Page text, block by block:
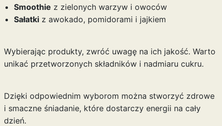
Smoothie z zielonych warzyw i owoców
Sałatkiz awokado, pomidorami i jajkiem
Wybierając produkty, zwróć uwagę na ich jakość. Warto
unikać przetworzonych składników i nadmiaru cukru.
Dzięki odpowiednim wyborom można stworzyć zdrowe
i smaczne śniadanie, które dostarczy energii na cały
dzień.